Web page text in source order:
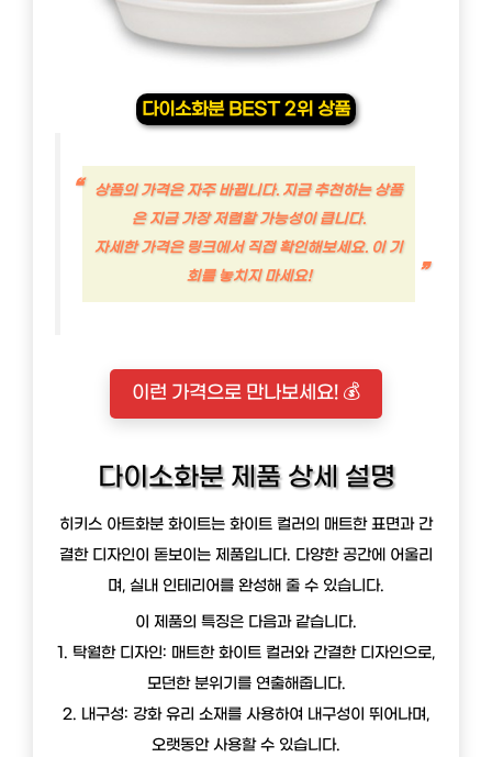
다이소화분 BEST 2위 상품
상품의 가격은 자주 바뀝니다. 지금 추천하는 상품
은 지금 가장 저렴할 가능성이 큽니다.
자세한 가격은 링크에서 직접 확인해보세요. 이 기
회를 놓치지 마세요!
이런 가격으로 만나보세요! 💰
다이소화분 제품 상세 설명
히키스 아트화분 화이트는 화이트 컬러의 매트한 표면과 간
결한 디자인이 돋보이는 제품입니다. 다양한 공간에 어울리
며, 실내 인테리어를 완성해 줄 수 있습니다.
이 제품의 특징은 다음과 같습니다.
1. 탁월한 디자인: 매트한 화이트 컬러와 간결한 디자인으로,
모던한 분위기를 연출해줍니다.
2. 내구성: 강화 유리 소재를 사용하여 내구성이 뛰어나며,
오랫동안 사용할 수 있습니다.